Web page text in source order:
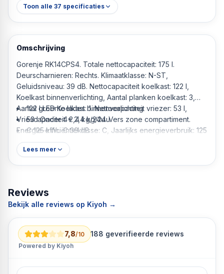
Toon alle 37 specificaties
Omschrijving
Gorenje RK14CPS4. Totale nettocapaciteit: 175 l.
Deurscharnieren: Rechts. Klimaatklasse: N-ST,
Geluidsniveau: 39 dB. Nettocapaciteit koelkast: 122 l,
Koelkast binnenverlichting, Aantal planken koelkast: 3,
Aantal groente lades: 1. Nettocapaciteit vriezer: 53 l,
Vriescapaciteit: 2,4 kg/24u. Vers zone compartiment.
Energie-efficiëntieklasse: C, Jaarlijks energieverbruik: 125
kWu. Kleur van het product: Grijs, Zilver
Grijs, Zilver Vrijstaand 175 l
122 l LED Koelkast binnenverlichting
53 l Onder 4* 2,4 kg/24u
C 125 kWu C 39 dB
Lees meer
Reviews
Bekijk alle reviews op Kiyoh →
7,8/10 188 geverifieerde reviews
Powered by Kiyoh